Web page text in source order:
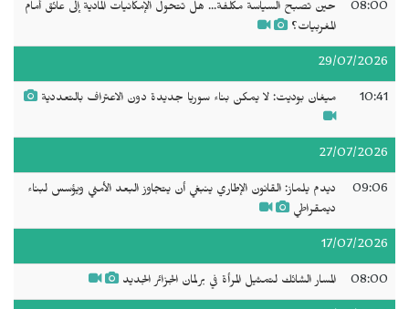
08:00
حين تصبح السياسة مكلفة... هل تتحول الإمكانيات المادية إلى عائق أمام
المغربيات؟
29/07/2026
10:41 ميغان بوديت: لا يمكن بناء سوريا جديدة دون الاعتراف بالتعددية
27/07/2026
09:06
ديدم يلماز: القانون الإطاري ينبغي أن يتجاوز البعد الأمني ويؤسس لبناء
ديمقراطي
17/07/2026
08:00 المسار الشائك لتمثيل المرأة في برلمان الجزائر الجديد